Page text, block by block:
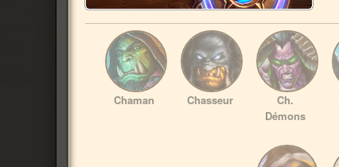
Chaman Chasseur
Ch.
Démons